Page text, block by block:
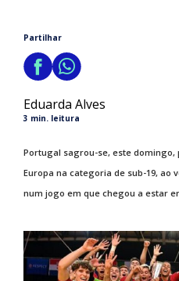
Partilhar
Eduarda Alves
3 min. leitura
Portugal sagrou-se, este domingo,
Europa na categoria de sub-19, ao
num jogo em que chegou a estar